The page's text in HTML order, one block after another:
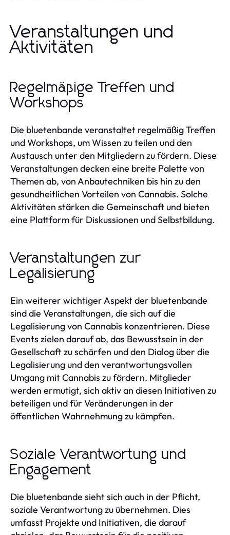
Veranstaltungen und
Aktivitäten
Regelmäßige Treffen und
Workshops
Die bluetenbande veranstaltet regelmäßig Treffen
und Workshops, um Wissen zu teilen und den
Austausch unter den Mitgliedern zu fördern. Diese
Veranstaltungen decken eine breite Palette von
Themen ab, von Anbautechniken bis hin zu den
gesundheitlichen Vorteilen von Cannabis. Solche
Aktivitäten stärken die Gemeinschaft und bieten
eine Plattform für Diskussionen und Selbstbildung.
Veranstaltungen zur
Legalisierung
Ein weiterer wichtiger Aspekt der bluetenbande
sind die Veranstaltungen, die sich auf die
Legalisierung von Cannabis konzentrieren. Diese
Events zielen darauf ab, das Bewusstsein in der
Gesellschaft zu schärfen und den Dialog über die
Legalisierung und den verantwortungsvollen
Umgang mit Cannabis zu fördern. Mitglieder
werden ermutigt, sich aktiv an diesen Initiativen zu
beteiligen und für Veränderungen in der
öffentlichen Wahrnehmung zu kämpfen.
Soziale Verantwortung und
Engagement
Die bluetenbande sieht sich auch in der Pflicht,
soziale Verantwortung zu übernehmen. Dies
umfasst Projekte und Initiativen, die darauf